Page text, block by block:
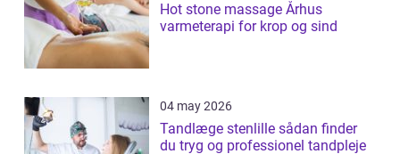
Hot stone massage Århus
varmeterapi for krop og sind
04 may 2026
Tandlæge stenlille sådan finder
du tryg og professionel tandpleje